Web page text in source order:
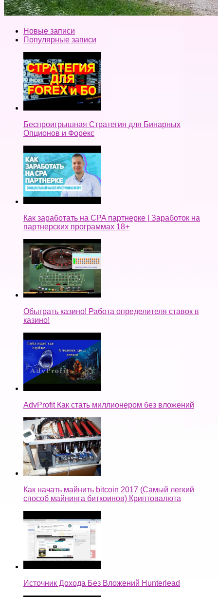
Новые записи
Популярные записи
Беспроигрышная Стратегия для Бинарных
Опционов и Форекс
Как заработать на CPA партнерке | Заработок на
партнерских программах 18+
Обыграть казино! Работа определителя ставок в
казино!
AdvProfit Как стать миллионером без вложений
Как начать майнить bitcoin 2017 (Самый легкий
способ майнинга биткоинов) Криптовалюта
Источник Дохода Без Вложений Hunterlead